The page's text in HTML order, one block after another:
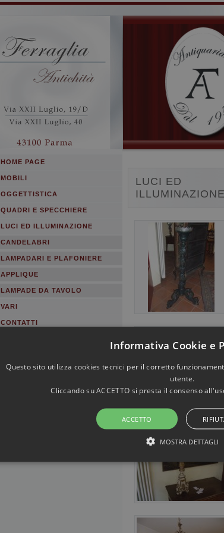
HOME PAGE
MOBILI
OGGETTISTICA
QUADRI E SPECCHIERE
LUCI ED ILLUMINAZIONE
CANDELABRI
LAMPADARI E PLAFONIERE
APPLIQUE
LAMPADE DA TAVOLO
VARI
CONTATTI
colorato,inizio XX
70x110 h
LUCI ED
ILLUMINAZIONE
Informativa Cookie e
Questo sito utilizza cookies tecnici per il corretto
utente.
Cliccando su ACCETTO si presta il consenso
ACCETTO
MOSTRA DETTAGLI
STRETTAMENTE NECESSARI E
Strettamente necessari e